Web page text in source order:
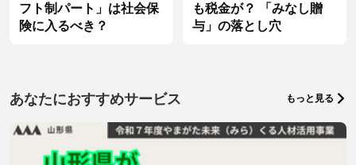
フト制パート」は社会保
険に入るべき？
も税金が？ 「みなし贈
与」の落とし穴
あなたにおすすめサービス もっと見る